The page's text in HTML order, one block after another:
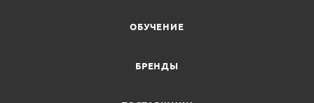
ОБУЧЕНИЕ
БРЕНДЫ